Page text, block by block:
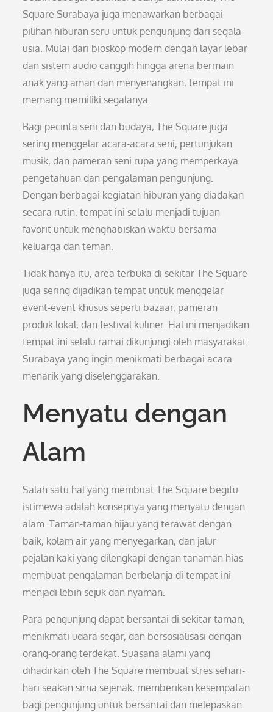
Square Surabaya juga menawarkan berbagai
pilihan hiburan seru untuk pengunjung dari segala
usia. Mulai dari bioskop modern dengan layar lebar
dan sistem audio canggih hingga arena bermain
anak yang aman dan menyenangkan, tempat ini
memang memiliki segalanya.
Bagi pecinta seni dan budaya, The Square juga
sering menggelar acara-acara seni, pertunjukan
musik, dan pameran seni rupa yang memperkaya
pengetahuan dan pengalaman pengunjung.
Dengan berbagai kegiatan hiburan yang diadakan
secara rutin, tempat ini selalu menjadi tujuan
favorit untuk menghabiskan waktu bersama
keluarga dan teman.
Tidak hanya itu, area terbuka di sekitar The Square
juga sering dijadikan tempat untuk menggelar
event-event khusus seperti bazaar, pameran
produk lokal, dan festival kuliner. Hal ini menjadikan
tempat ini selalu ramai dikunjungi oleh masyarakat
Surabaya yang ingin menikmati berbagai acara
menarik yang diselenggarakan.
Menyatu dengan
Alam
Salah satu hal yang membuat The Square begitu
istimewa adalah konsepnya yang menyatu dengan
alam. Taman-taman hijau yang terawat dengan
baik, kolam air yang menyegarkan, dan jalur
pejalan kaki yang dilengkapi dengan tanaman hias
membuat pengalaman berbelanja di tempat ini
menjadi lebih sejuk dan nyaman.
Para pengunjung dapat bersantai di sekitar taman,
menikmati udara segar, dan bersosialisasi dengan
orang-orang terdekat. Suasana alami yang
dihadirkan oleh The Square membuat stres sehari-
hari seakan sirna sejenak, memberikan kesempatan
bagi pengunjung untuk bersantai dan melepaskan